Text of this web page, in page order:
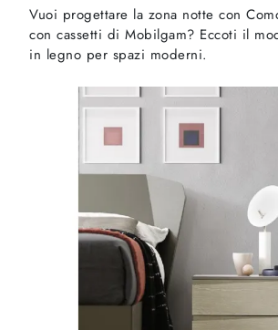
Vuoi progettare la zona notte con
con cassetti di Mobilgam? Eccoti il
in legno per spazi moderni.